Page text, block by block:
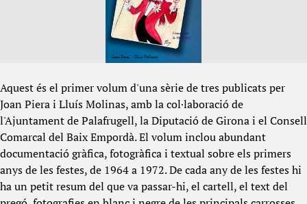
Aquest és el primer volum d'una sèrie de tres publicats per
Joan Piera i Lluís Molinas, amb la col·laboració de
l'Ajuntament de Palafrugell, la Diputació de Girona i el Consell
Comarcal del Baix Empordà. El volum inclou abundant
documentació gràfica, fotogràfica i textual sobre els primers
anys de les festes, de 1964 a 1972. De cada any de les festes hi
ha un petit resum del que va passar-hi, el cartell, el text del